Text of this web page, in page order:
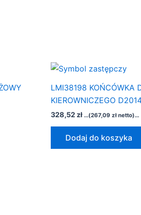
LMI38198 KOŃCÓWKA
KIEROWNICZEGO
328,52 zł ...(267,09 zł netto)...
Dodaj do koszyka